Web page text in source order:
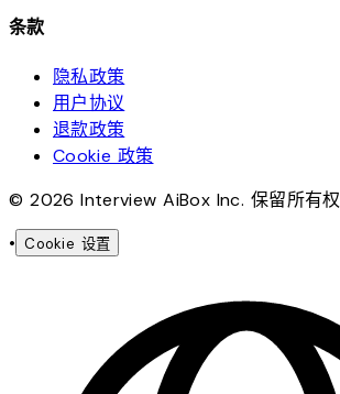
条款
隐私政策
用户协议
退款政策
Cookie 政策
© 2026 Interview AiBox Inc. 保留所有权
• Cookie 设置